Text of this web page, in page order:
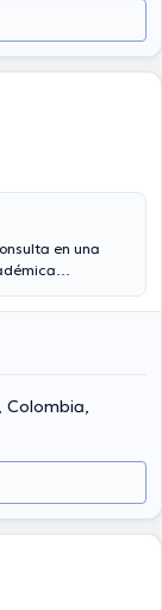
en una
de años de
de
en múltiples
en su
artículos. Por
en su
Colombia,